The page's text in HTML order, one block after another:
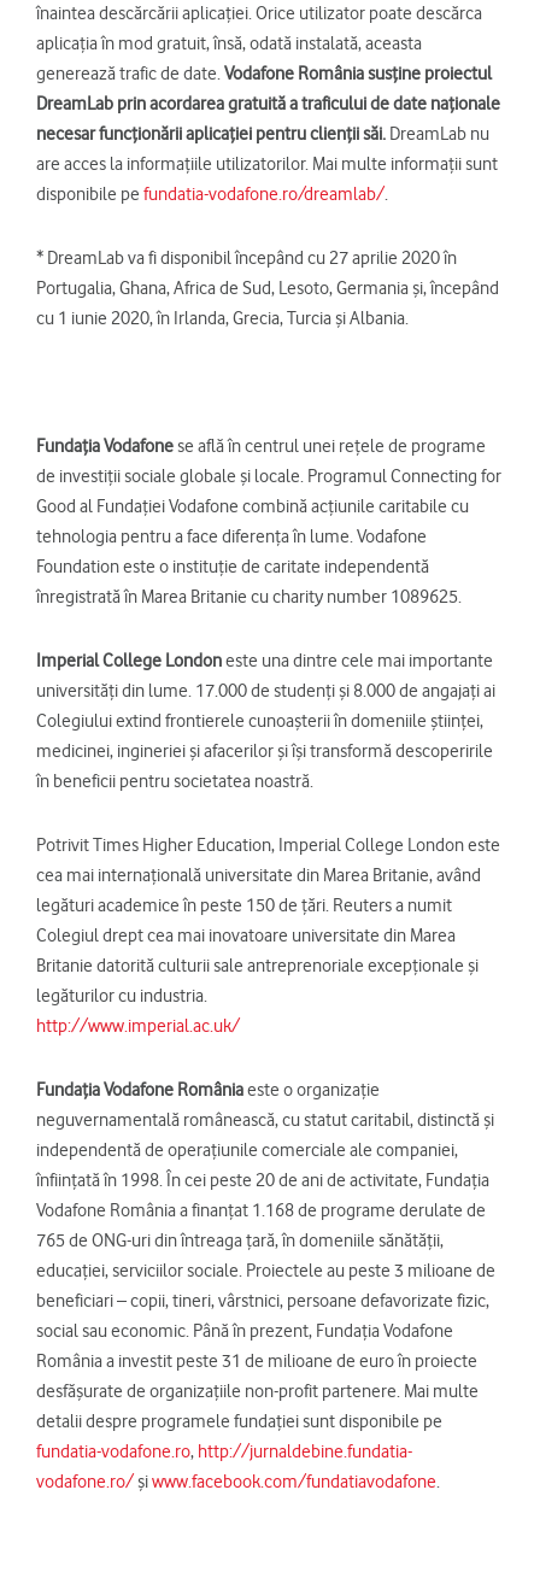
înaintea descărcării aplicației. Orice utilizator poate descărca
aplicația în mod gratuit, însă, odată instalată, aceasta
generează trafic de date.Vodafone România susține proiectul
DreamLab prin acordarea gratuită a traficului de date naționale
necesar funcționării aplicației pentru clienții săi. DreamLab nu
are acces la informațiile utilizatorilor. Mai multe informații sunt
disponibile pe fundatia-vodafone.ro/dreamlab/.
* DreamLab va fi disponibil începând cu 27 aprilie 2020 în
Portugalia, Ghana, Africa de Sud, Lesoto, Germania și, începând
cu 1 iunie 2020, în Irlanda, Grecia, Turcia și Albania.
Fundația Vodafone se află în centrul unei rețele de programe
de investiții sociale globale și locale. Programul Connecting for
Good al Fundației Vodafone combină acțiunile caritabile cu
tehnologia pentru a face diferența în lume. Vodafone
Foundation este o instituție de caritate independentă
înregistrată în Marea Britanie cu charity number 1089625.
Imperial College Londoneste una dintre cele mai importante
universități din lume. 17.000 de studenți și 8.000 de angajați ai
Colegiului extind frontierele cunoașterii în domeniile științei,
medicinei, ingineriei și afacerilor și își transformă descoperirile
în beneficii pentru societatea noastră.
Potrivit Times Higher Education, Imperial College London este
cea mai internațională universitate din Marea Britanie, având
legături academice în peste 150 de țări. Reuters a numit
Colegiul drept cea mai inovatoare universitate din Marea
Britanie datorită culturii sale antreprenoriale excepționale și
legăturilor cu industria.
http://www.imperial.ac.uk/
Fundaţia Vodafone Româniaeste o organizaţie
neguvernamentală românească, cu statut caritabil, distinctă şi
independentă de operaţiunile comerciale ale companiei,
înfiinţată în 1998. În cei peste 20 de ani de activitate, Fundaţia
Vodafone România a finanţat 1.168 de programe derulate de
765 de ONG-uri din întreaga țară, în domeniile sănătăţii,
educaţiei, serviciilor sociale. Proiectele au peste 3 milioane de
beneficiari – copii, tineri, vârstnici, persoane defavorizate fizic,
social sau economic. Până în prezent, Fundaţia Vodafone
România a investit peste 31 de milioane de euro în proiecte
desfăşurate de organizaţiile non-profit partenere. Mai multe
detalii despre programele fundaţiei sunt disponibile pe
fundatia-vodafone.ro, http://jurnaldebine.fundatia-
vodafone.ro/șiwww.facebook.com/fundatiavodafone.